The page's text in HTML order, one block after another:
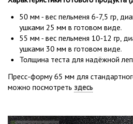
50 мм - вес пельменя 6-7,5 гр,
ушками 25 мм в готовом виде.
55 мм - вес пельменя 10-12 гр,
ушками 30 мм в готовом виде.
Толщина теста для надёжной
Пресс-форму 65 мм для
можно посмотреть здесь